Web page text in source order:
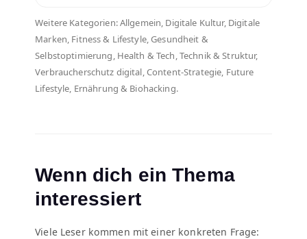
Weitere Kategorien: Allgemein, Digitale Kultur, Digitale
Marken, Fitness & Lifestyle, Gesundheit &
Selbstoptimierung, Health & Tech, Technik & Struktur,
Verbraucherschutz digital, Content-Strategie, Future
Lifestyle, Ernährung & Biohacking.
Wenn dich ein Thema
interessiert
Viele Leser kommen mit einer konkreten Frage: